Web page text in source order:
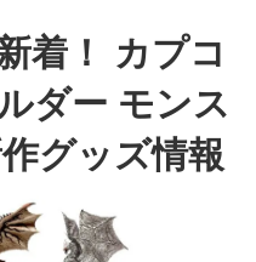
着！ カプコ
ダー モンス
グッズ情報